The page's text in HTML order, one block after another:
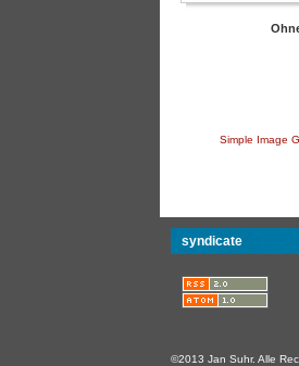
Simple Image
syndicate
©2013 Jan Suhr. Alle